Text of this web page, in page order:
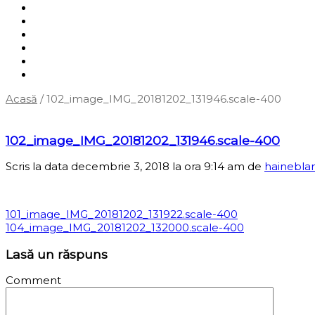
Acasă / 102_image_IMG_20181202_131946.scale-400
102_image_IMG_20181202_131946.scale-400
Scris la data decembrie 3, 2018 la ora 9:14 am de
101_image_IMG_20181202_131922.scale-400
104_image_IMG_20181202_132000.scale-400
Lasă un răspuns
Comment